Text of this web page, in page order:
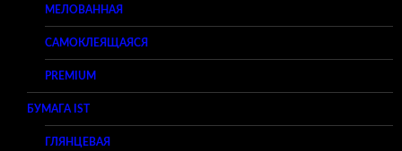
МЕЛОВАННАЯ
САМОКЛЕЯЩАЯСЯ
PREMIUM
БУМАГА IST
ГЛЯНЦЕВАЯ